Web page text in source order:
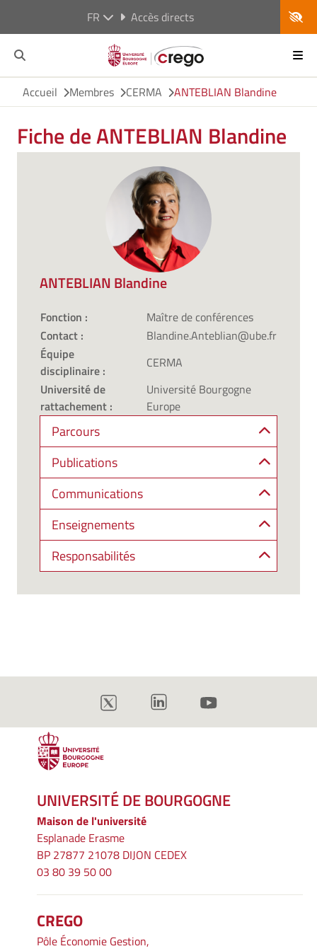
FR Accès directs
Accueil Membres CERMA ANTEBLIAN Blandine
Fiche de ANTEBLIAN Blandine
ANTEBLIAN Blandine
Fonction :
Maître de conférences
Contact :
Blandine.Anteblian@ube.fr
Équipe
disciplinaire :
CERMA
Université de
rattachement :
Université Bourgogne
Europe
Parcours
Publications
Communications
Enseignements
Responsabilités
UNIVERSITÉ DE BOURGOGNE
Maison de l'université
Esplanade Erasme
BP 27877 21078 DIJON CEDEX
03 80 39 50 00
CREGO
Pôle Économie Gestion,